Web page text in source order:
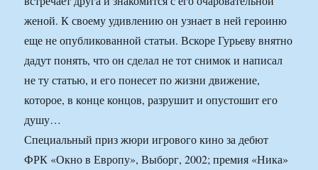
женой. К своему удивлению он узнает в ней героиню
еще не опубликованной статьи. Вскоре Гурьеву внятно
дадут понять, что он сделал не тот снимок и написал
не ту статью, и его понесет по жизни движение,
которое, в конце концов, разрушит и опустошит его
душу…
Специальный приз жюри игрового кино за дебют
ФРК «Окно в Европу», Выборг, 2002; премия «Ника»